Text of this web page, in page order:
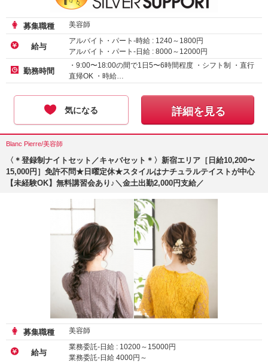
募集職種 美容師
給与
アルバイト・パート-時給 : 1240～ 1800円
アルバイト・パート-日給 : 8000～ 12000円
勤務時間
・9:00〜18:00の間で1日5〜6時間程度 ・シフト制 ・直行
直帰OK ・時給…
気になる 詳細を見る
Blanc Pierre/美容師
〈＊登録制ナイトセット／キャバセット＊〉新宿エリア［日給10,200〜
15,000円］免許不問★日曜定休★スタイルはナチュラルテイストが中心
【未経験OK】無料講習会あり♪＼金土出勤2,000円支給／
募集職種 美容師
給与
業務委託-日給 : 10200～ 15000円
業務委託-日給 4000円～